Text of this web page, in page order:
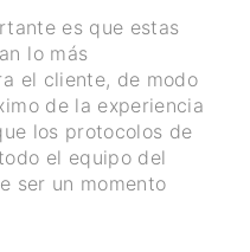
es que estas
lo más
el cliente, de modo
de la experiencia
los protocolos de
el equipo del
ser un momento